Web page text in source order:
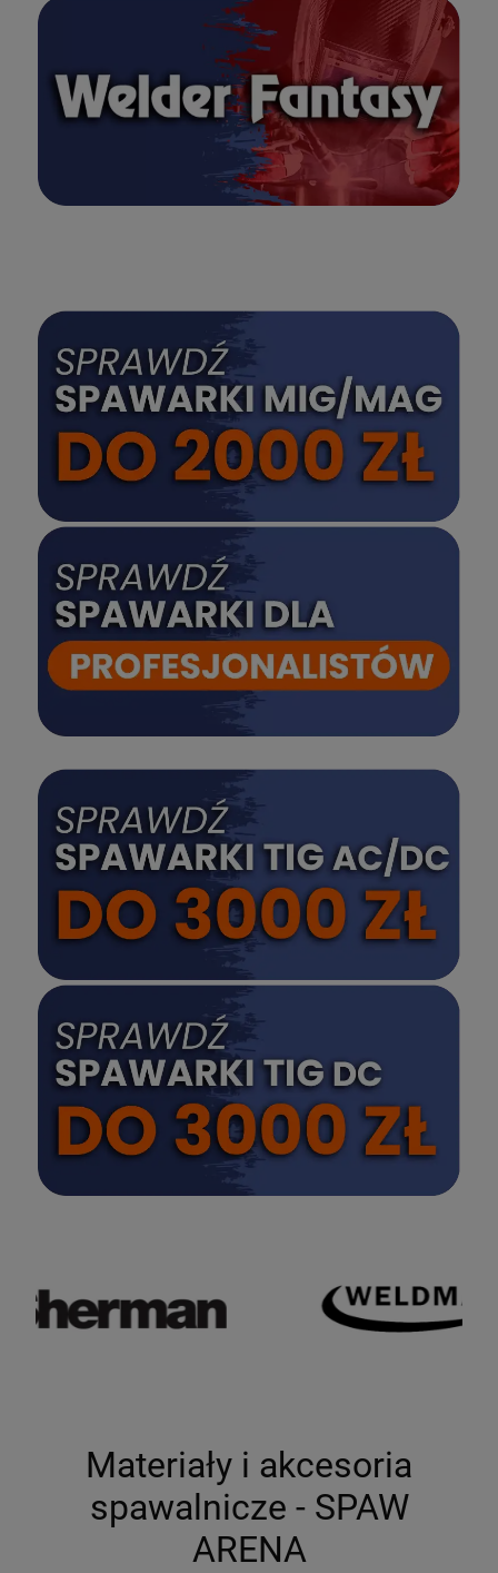
SPRAWDŹ
SPRAWDŹ
SPRAWDŹ
SPRAWDŹ
Materiały i akcesoria
spawalnicze - SPAW
ARENA